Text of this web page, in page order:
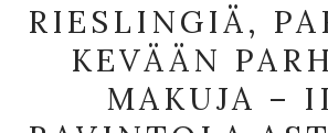
RIESLINGIÄ,
KEVÄÄN
MAKUJA –